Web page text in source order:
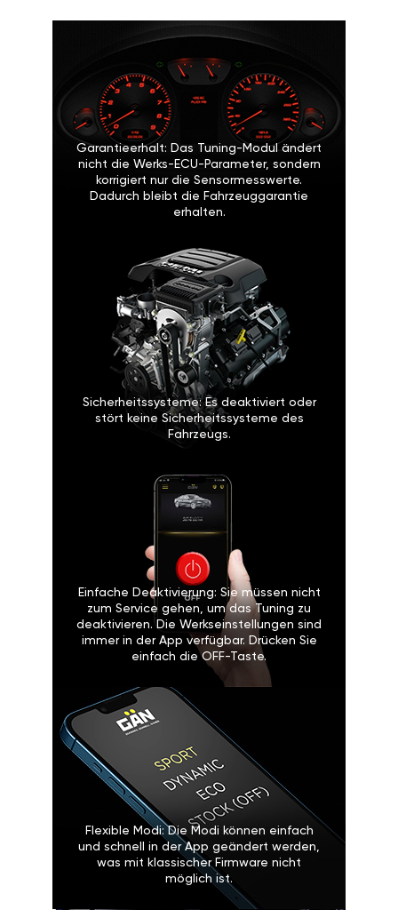
Garantieerhalt: Das Tuning-Modul ändert
nicht die Werks-ECU-Parameter, sondern
korrigiert nur die Sensormesswerte.
Dadurch bleibt die Fahrzeuggarantie
erhalten.
Sicherheitssysteme: Es deaktiviert oder
stört keine Sicherheitssysteme des
Fahrzeugs.
Einfache Deaktivierung: Sie müssen nicht
zum Service gehen, um das Tuning zu
deaktivieren. Die Werkseinstellungen sind
immer in der App verfügbar. Drücken Sie
einfach die OFF-Taste.
Flexible Modi: Die Modi können einfach
und schnell in der App geändert werden,
was mit klassischer Firmware nicht
möglich ist.